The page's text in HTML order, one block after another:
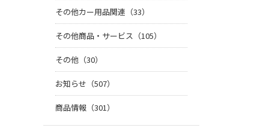
その他カー用品関連（33）
その他商品・サービス（105）
その他（30）
お知らせ（507）
商品情報（301）